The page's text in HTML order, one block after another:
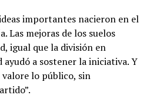
importantes nacieron en el
mejoras de los suelos
igual que la división en
ayudó a sostener la iniciativa. Y
valore lo público, sin